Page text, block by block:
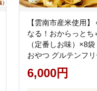
【雲南市産米使用】
なる！おからっとち
（定番しお味）×8
おやつ グルテンフリ
ルシー おからチッ
添加 島根県雲南市/
6,000円